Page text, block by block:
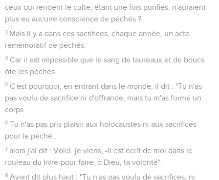
ceux qui rendent le culte, étant une fois purifiés, n'auraient
plus eu aucune conscience de péchés ?
3 Mais il y a dans ces sacrifices, chaque année, un acte
remémoratif de péchés.
4 Car il est impossible que le sang de taureaux et de boucs
ôte les péchés.
5 C'est pourquoi, en entrant dans le monde, il dit : "Tu n'as
pas voulu de sacrifice ni d'offrande, mais tu m'as formé un
corps.
6 Tu n'as pas pris plaisir aux holocaustes ni aux sacrifices
pour le péché ;
7 alors j'ai dit : Voici, je viens, -il est écrit de moi dans le
rouleau du livre-pour faire, ô Dieu, ta volonté".
8 Ayant dit plus haut : "Tu n'as pas voulu de sacrifices, ni